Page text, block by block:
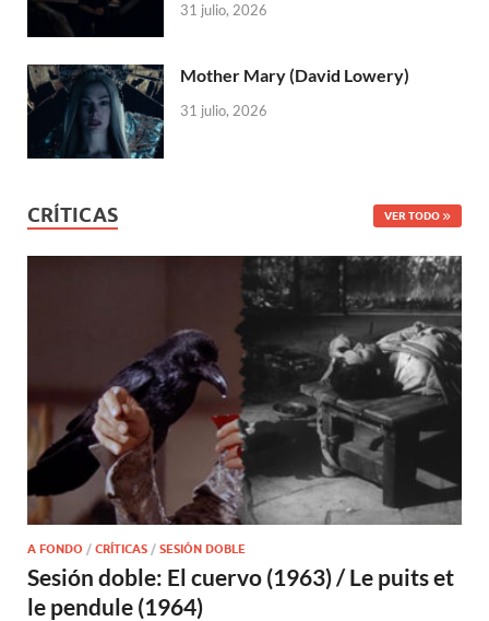
31 julio, 2026
Mother Mary (David Lowery)
31 julio, 2026
CRÍTICAS VER TODO
A FONDO / CRÍTICAS / SESIÓN DOBLE
Sesión doble: El cuervo (1963) / Le puits et
le pendule (1964)